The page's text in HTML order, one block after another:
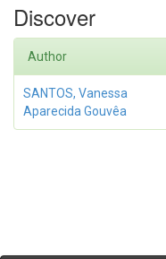
Discover
Author
SANTOS, Vanessa
Aparecida Gouvêa